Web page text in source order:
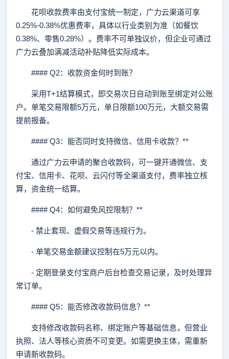
花呗收款费率由支付宝统一制定，广力云渠道可享
0.25%-0.38%优惠费率，具体以行业类别为准（如餐饮
0.38%、零售0.28%）。费率不可单独议价，但企业可通过
广力云叠加满减活动补贴降低实际成本。
#### Q2：收款资金何时到账？
采用T+1结算模式，即交易次日自动到账至绑定对公账
户。单笔交易限额5万元，单日限额100万元，大额交易需
提前报备。
#### Q3：能否同时支持微信、信用卡收款？**
通过广力云申请的聚合收款码，可一键开通微信、支
付宝、信用卡、花呗、云闪付等全渠道支付，费率独立核
算，资金统一结算。
#### Q4：如何避免风控限制？**
- 禁止套现、虚假交易等违规行为。
- 单笔交易金额建议控制在5万元以内。
- 定期登录支付宝商户后台检查交易记录，及时处理异
常订单。
#### Q5：能否修改收款码信息？**
支持修改收款码名称、绑定账户等基础信息，但营业
执照、法人等核心资质不可变更。如需更换主体，需重新
申请新收款码。